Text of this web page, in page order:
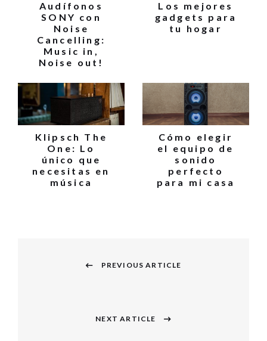
Audífonos
SONY con
Noise
Cancelling:
Music in,
Noise out!
Los mejores
gadgets para
tu hogar
Klipsch The
One: Lo
único que
necesitas en
música
Cómo elegir
el equipo de
sonido
perfecto
para mi casa
PREVIOUS ARTICLE
NEXT ARTICLE